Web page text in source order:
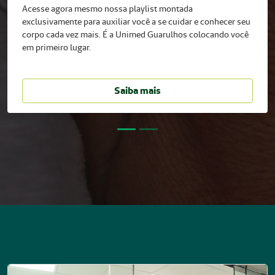
Acesse agora mesmo nossa playlist montada
exclusivamente para auxiliar você a se cuidar e conhecer seu
corpo cada vez mais. É a Unimed Guarulhos colocando você
em primeiro lugar.
Saiba mais
Diversos serviços como: Guia Médico, Consultas
médicas agendadas, Internação eletiva e agendada e
muito mais.
Confira